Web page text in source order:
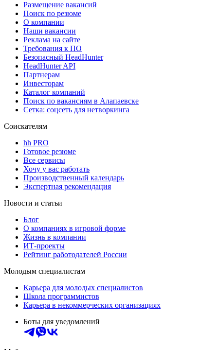
Размещение вакансий
Поиск по резюме
О компании
Наши вакансии
Реклама на сайте
Требования к ПО
Безопасный HeadHunter
HeadHunter API
Партнерам
Инвесторам
Каталог компаний
Поиск по вакансиям в Алапаевске
Сетка: соцсеть для нетворкинга
Соискателям
hh PRO
Готовое резюме
Все сервисы
Хочу у вас работать
Производственный календарь
Экспертная рекомендация
Новости и статьи
Блог
О компаниях в игровой форме
Жизнь в компании
ИТ-проекты
Рейтинг работодателей России
Молодым специалистам
Карьера для молодых специалистов
Школа программистов
Карьера в некоммерческих организациях
Боты для уведомлений